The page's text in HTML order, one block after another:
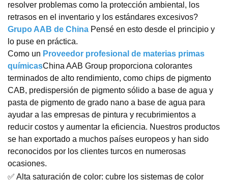
resolver problemas como la protección ambiental, los
retrasos en el inventario y los estándares excesivos?
Grupo AAB de China Pensé en esto desde el principio y
lo puse en práctica.
Como un Proveedor profesional de materias primas
químicasChina AAB Group proporciona colorantes
terminados de alto rendimiento, como chips de pigmento
CAB, predispersión de pigmento sólido a base de agua y
pasta de pigmento de grado nano a base de agua para
ayudar a las empresas de pintura y recubrimientos a
reducir costos y aumentar la eficiencia. Nuestros productos
se han exportado a muchos países europeos y han sido
reconocidos por los clientes turcos en numerosas
ocasiones.
✅ Alta saturación de color: cubre los sistemas de color